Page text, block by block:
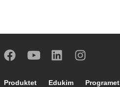
Produktet Edukim